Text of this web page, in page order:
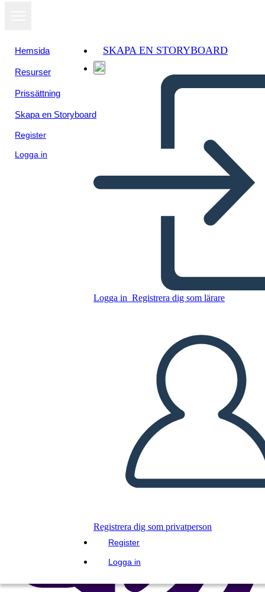
Hemsida
Resurser
Prissättning
Skapa en Storyboard
Register
Logga in
SKAPA EN STORYBOARD
Logga in Registrera dig som lärare
Registrera dig som privatperson
Register
Logga in
Sweet Clara and the Freedom
Quilt Summary
Kopiera denna storyboard
SKAPA EN STORYBOARD
SPELA UPP BILDSPEL
LÄS FÖR MIG